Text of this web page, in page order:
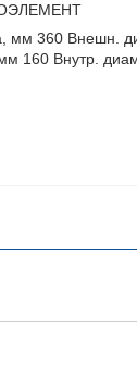
мм 360 Внешн.
160 Внутр.